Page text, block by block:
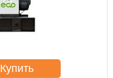
Купить